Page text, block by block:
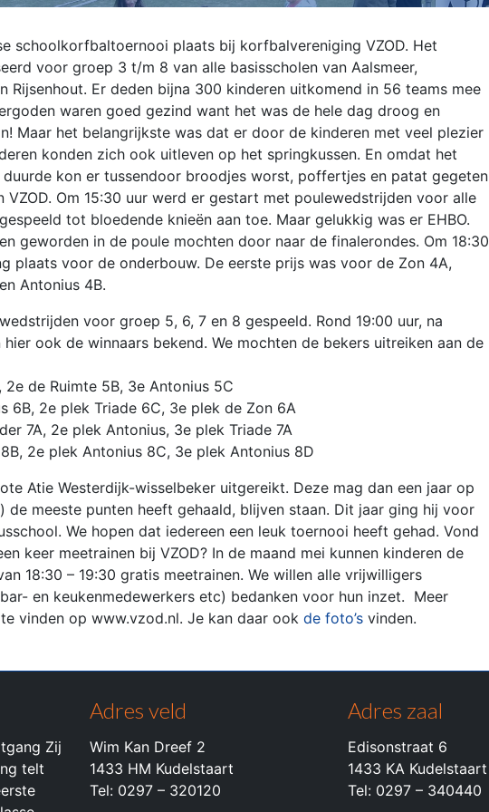
schoolkorfbaltoernooi plaats bij korfbalvereniging VZOD. Het
voor groep 3 t/m 8 van alle basisscholen van Aalsmeer,
Rijsenhout. Er deden bijna 300 kinderen uitkomend in 56 teams mee
waren goed gezind want het was de hele dag droog en
Maar het belangrijkste was dat er door de kinderen met veel plezier
konden zich ook uitleven op het springkussen. En omdat het
kon er tussendoor broodjes worst, poffertjes en patat gegeten
VZOD. Om 15:30 uur werd er gestart met poulewedstrijden voor alle
tot bloedende knieën aan toe. Maar gelukkig was er EHBO.
geworden in de poule mochten door naar de finalerondes. Om 18:30
plaats voor de onderbouw. De eerste prijs was voor de Zon 4A,
Antonius 4B.
voor groep 5, 6, 7 en 8 gespeeld. Rond 19:00 uur, na
hier ook de winnaars bekend. We mochten de bekers uitreiken aan de
2e de Ruimte 5B, 3e Antonius 5C
6B, 2e plek Triade 6C, 3e plek de Zon 6A
7A, 2e plek Antonius, 3e plek Triade 7A
2e plek Antonius 8C, 3e plek Antonius 8D
Atie Westerdijk-wisselbeker uitgereikt. Deze mag dan een jaar op
de meeste punten heeft gehaald, blijven staan. Dit jaar ging hij voor
We hopen dat iedereen een leuk toernooi heeft gehad. Vond
keer meetrainen bij VZOD? In de maand mei kunnen kinderen de
18:30 – 19:30 gratis meetrainen. We willen alle vrijwilligers
en keukenmedewerkers etc) bedanken voor hun inzet. Meer
vinden op www.vzod.nl. Je kan daar ook de foto’s vinden.
Zij
telt
Adres veld
Wim Kan Dreef 2
1433 HM Kudelstaart
Tel: 0297 – 320120
Adres zaal
Edisonstraat 6
1433 KA Kudelstaart
Tel: 0297 – 340440